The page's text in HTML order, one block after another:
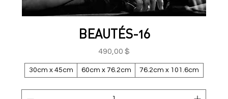
BEAUTÉS-16
Prix
490,00 $
30cm x 45cm 60cm x 76.2cm 76.2cm x 101.6cm